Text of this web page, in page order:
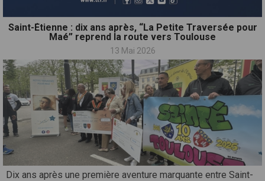
Saint-Étienne : dix ans après, “La Petite Traversée pour
Maé” reprend la route vers Toulouse
13 Mai 2026
Dix ans après une première aventure marquante entre Saint-